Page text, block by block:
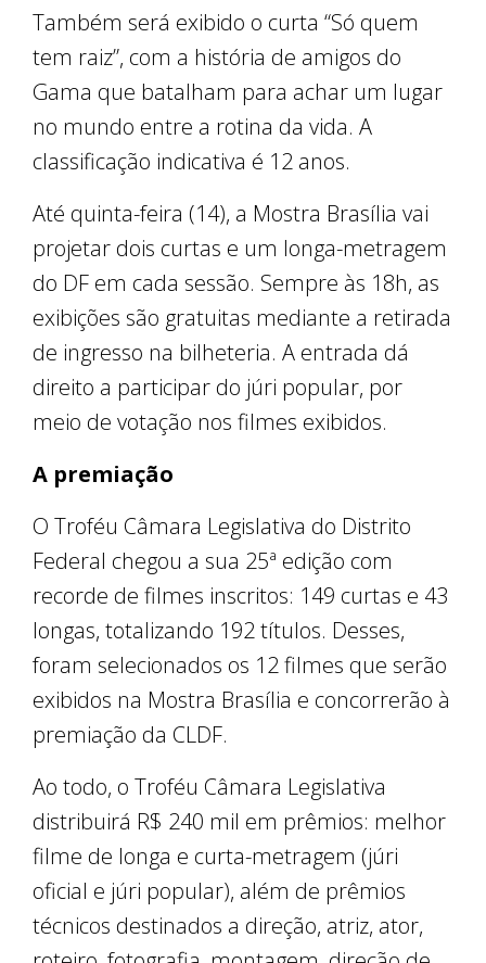
Também será exibido o curta “Só quem
tem raiz”, com a história de amigos do
Gama que batalham para achar um lugar
no mundo entre a rotina da vida. A
classificação indicativa é 12 anos.
Até quinta-feira (14), a Mostra Brasília vai
projetar dois curtas e um longa-metragem
do DF em cada sessão. Sempre às 18h, as
exibições são gratuitas mediante a retirada
de ingresso na bilheteria. A entrada dá
direito a participar do júri popular, por
meio de votação nos filmes exibidos.
A premiação
O Troféu Câmara Legislativa do Distrito
Federal chegou a sua 25ª edição com
recorde de filmes inscritos: 149 curtas e 43
longas, totalizando 192 títulos. Desses,
foram selecionados os 12 filmes que serão
exibidos na Mostra Brasília e concorrerão à
premiação da CLDF.
Ao todo, o Troféu Câmara Legislativa
distribuirá R$ 240 mil em prêmios: melhor
filme de longa e curta-metragem (júri
oficial e júri popular), além de prêmios
técnicos destinados a direção, atriz, ator,